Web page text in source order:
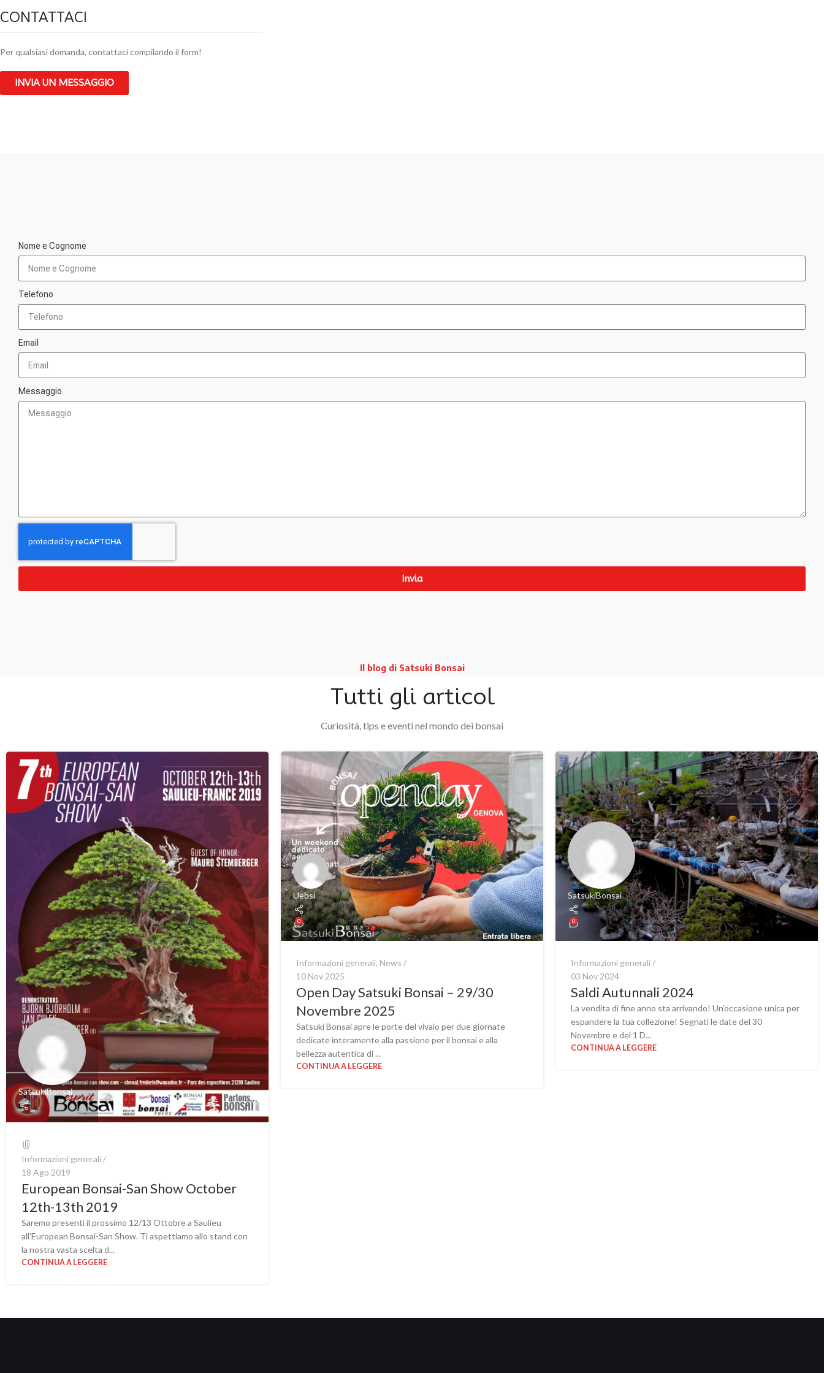
CONTATTACI
Per qualsiasi domanda, contattaci compilando il form!
INVIA UN MESSAGGIO
Nome e Cognome
Telefono
Email
Messaggio
Invia
Il blog di Satsuki Bonsai
Tutti gli articol
Curiosità, tips e eventi nel mondo dei bonsai
SatsukiBonsai
Informazioni generali
18 Ago 2019
European Bonsai-San Show October
12th-13th 2019
Saremo presenti il prossimo 12/13 Ottobre a Saulieu
all'European Bonsai-San Show. Ti aspettiamo allo stand con
la nostra vasta scelta d...
CONTINUA A LEGGERE
Uebsi
0
Informazioni generali, News
10 Nov 2025
Open Day Satsuki Bonsai – 29/30
Novembre 2025
Satsuki Bonsai apre le porte del vivaio per due giornate
dedicate interamente alla passione per il bonsai e alla
bellezza autentica di ...
CONTINUA A LEGGERE
SatsukiBonsai
0
Informazioni generali
03 Nov 2024
Saldi Autunnali 2024
La vendita di fine anno sta arrivando! Un’occasione unica per
espandere la tua collezione! Segnati le date del 30
Novembre e del 1 D...
CONTINUA A LEGGERE